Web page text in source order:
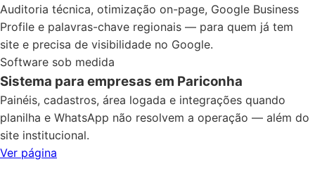
Auditoria técnica, otimização on-page, Google Business
Profile e palavras-chave regionais — para quem já tem
site e precisa de visibilidade no Google.
Software sob medida
Sistema para empresas em Pariconha
Painéis, cadastros, área logada e integrações quando
planilha e WhatsApp não resolvem a operação — além do
site institucional.
Ver página